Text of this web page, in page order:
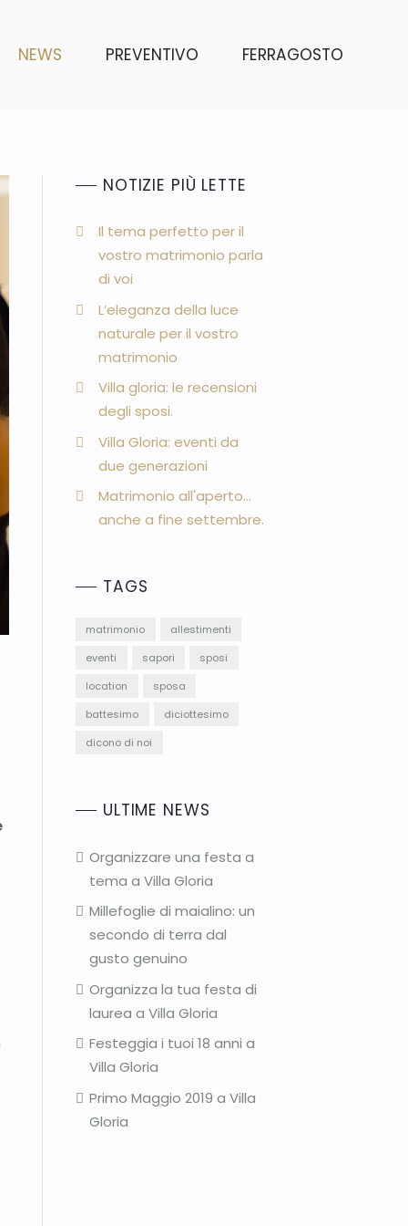
NEWS PREVENTIVO FERRAGOSTO
NOTIZIE PIÙ LETTE
Il tema perfetto per il
vostro matrimonio parla
di voi
L’eleganza della luce
naturale per il vostro
matrimonio
Villa gloria: le recensioni
degli sposi.
Villa Gloria: eventi da
due generazioni
Matrimonio all'aperto...
anche a fine settembre.
TAGS
matrimonio
allestimenti
eventi
sapori
sposi
location
sposa
battesimo
diciottesimo
dicono di noi
ULTIME NEWS
Organizzare una festa a
tema a Villa Gloria
Millefoglie di maialino: un
secondo di terra dal
gusto genuino
Organizza la tua festa di
laurea a Villa Gloria
Festeggia i tuoi 18 anni a
Villa Gloria
Primo Maggio 2019 a Villa
Gloria